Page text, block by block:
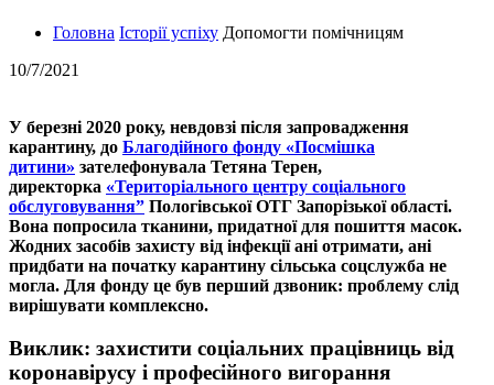
Головна Історії успіху Допомогти помічницям
10/7/2021
У березні 2020 року, невдовзі після запровадження
карантину, до Благодійного фонду «Посмішка
дитини» зателефонувала Тетяна Терен,
директорка «Територіального центру соціального
обслуговування” Пологівської ОТГ Запорізької області.
Вона попросила тканини, придатної для пошиття масок.
Жодних засобів захисту від інфекції ані отримати, ані
придбати на початку карантину сільська соцслужба не
могла. Для фонду це був перший дзвоник: проблему слід
вирішувати комплексно.
Виклик: захистити соціальних працівниць від
коронавірусу і професійного вигорання